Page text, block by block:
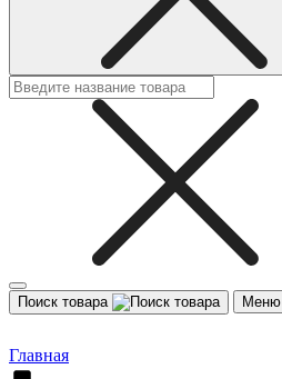
Поиск товара Меню
Главная